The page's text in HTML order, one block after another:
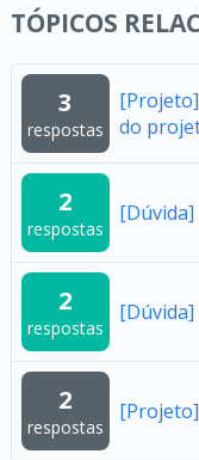
TÓPICOS
3
respostas
do
2
respostas
[Dúvida]
2
respostas
[Dúvida]
2
respostas